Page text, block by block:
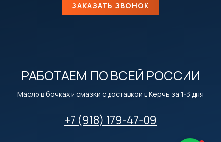
ЗАКАЗАТЬ ЗВОНОК
+7 (918) 179-47-09
РАБОТАЕМ ПО ВСЕЙ РОССИИ
Масло в бочках и смазки с доставкой в Керчь за 1-3 дня